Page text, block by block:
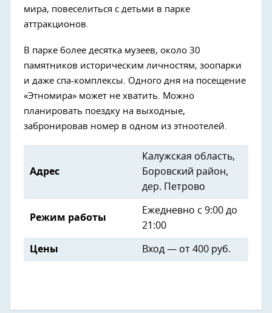
мира, повеселиться с детьми в парке
аттракционов.
В парке более десятка музеев, около 30
памятников историческим личностям, зоопарки
и даже спа-комплексы. Одного дня на посещение
«Этномира» может не хватить. Можно
планировать поездку на выходные,
забронировав номер в одном из этноотелей.
Адрес
Калужская область,
Боровский район,
дер. Петрово
Режим работы
Ежедневно с 9:00 до
21:00
Цены Вход — от 400 руб.